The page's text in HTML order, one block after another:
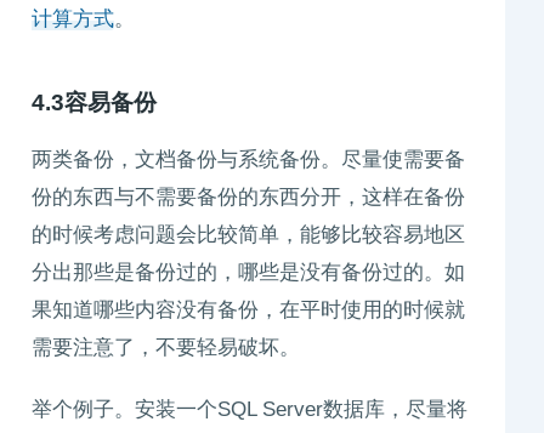
计算方式。
4.3容易备份
两类备份，文档备份与系统备份。尽量使需要备
份的东西与不需要备份的东西分开，这样在备份
的时候考虑问题会比较简单，能够比较容易地区
分出那些是备份过的，哪些是没有备份过的。如
果知道哪些内容没有备份，在平时使用的时候就
需要注意了，不要轻易破坏。
举个例子。安装一个SQL Server数据库，尽量将